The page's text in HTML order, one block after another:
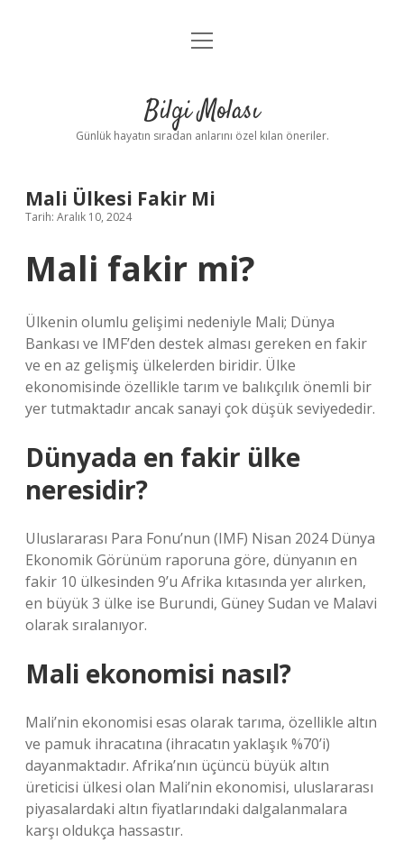
Anasayfa
Yasal Uyarı
menüyü
Bilgi Molası
Günlük hayatın sıradan anlarını özel kılan öneriler.
Mali Ülkesi Fakir Mi
Tarih: Aralık 10, 2024
Mali fakir mi?
Ülkenin olumlu gelişimi nedeniyle Mali; Dünya
Bankası ve IMF’den destek alması gereken en fakir
ve en az gelişmiş ülkelerden biridir. Ülke
ekonomisinde özellikle tarım ve balıkçılık önemli bir
yer tutmaktadır ancak sanayi çok düşük seviyededir.
Dünyada en fakir ülke
neresidir?
Uluslararası Para Fonu’nun (IMF) Nisan 2024 Dünya
Ekonomik Görünüm raporuna göre, dünyanın en
fakir 10 ülkesinden 9’u Afrika kıtasında yer alırken,
en büyük 3 ülke ise Burundi, Güney Sudan ve Malavi
olarak sıralanıyor.
Mali ekonomisi nasıl?
Mali’nin ekonomisi esas olarak tarıma, özellikle altın
ve pamuk ihracatına (ihracatın yaklaşık %70’i)
dayanmaktadır. Afrika’nın üçüncü büyük altın
üreticisi ülkesi olan Mali’nin ekonomisi, uluslararası
piyasalardaki altın fiyatlarındaki dalgalanmalara
karşı oldukça hassastır.